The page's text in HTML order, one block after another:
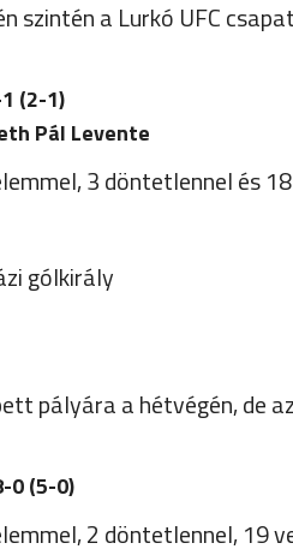
szintén a Lurkó UFC
(2-1)
Pál Levente
3 döntetlennel és
gólkirály
pályára a hétvégén, de
0 (5-0)
2 döntetlennel, 19